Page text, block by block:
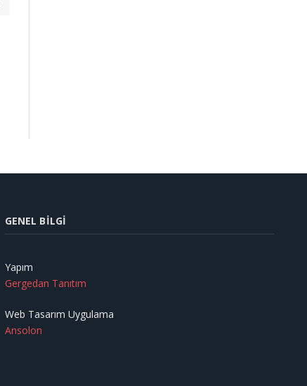
GENEL BILGI
Yapım
Gergedan Tanıtım
Web Tasarım Uygulama
Ansolon